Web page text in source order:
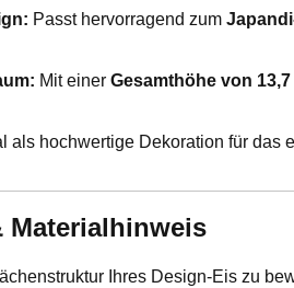
Passt hervorragend zum
Mit einer Gesamthöhe von
als hochwertige Dekoration für das
Materialhinweis
Ihres Design-Eis zu